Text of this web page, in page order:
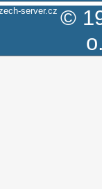
server.cz ©
o.